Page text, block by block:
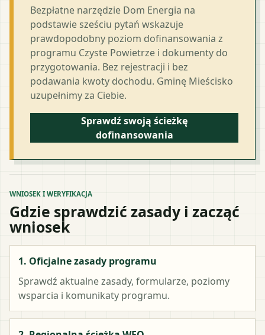
Bezpłatne narzędzie Dom Energia na
podstawie sześciu pytań wskazuje
prawdopodobny poziom dofinansowania z
programu Czyste Powietrze i dokumenty do
przygotowania. Bez rejestracji i bez
podawania kwoty dochodu. Gminę Mieścisko
uzupełnimy za Ciebie.
Sprawdź swoją ścieżkę
dofinansowania
WNIOSEK I WERYFIKACJA
Gdzie sprawdzić zasady i zacząć
wniosek
1. Oficjalne zasady programu
Sprawdź aktualne zasady, formularze, poziomy
wsparcia i komunikaty programu.